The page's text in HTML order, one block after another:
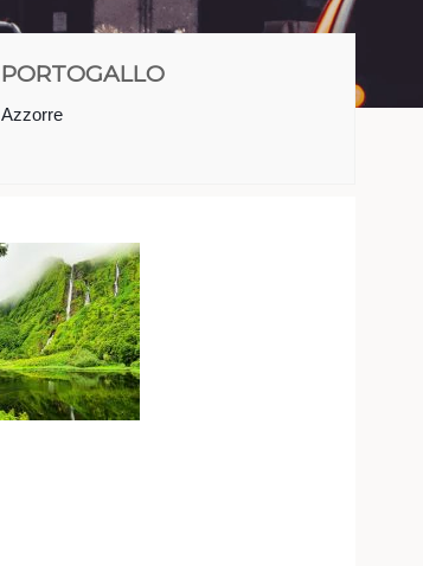
PORTOGALLO
Azzorre